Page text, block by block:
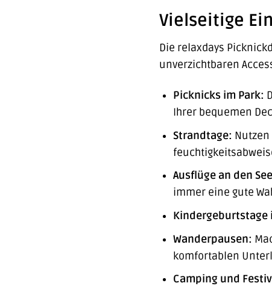
Vielseitige
Die relaxdays
unverzichtbaren
Picknicks im Park:
Ihrer bequemen
Strandtage:
Ausflüge an den
immer eine gute
Kindergeburtstage
Wanderpausen:
komfortablen
Camping und